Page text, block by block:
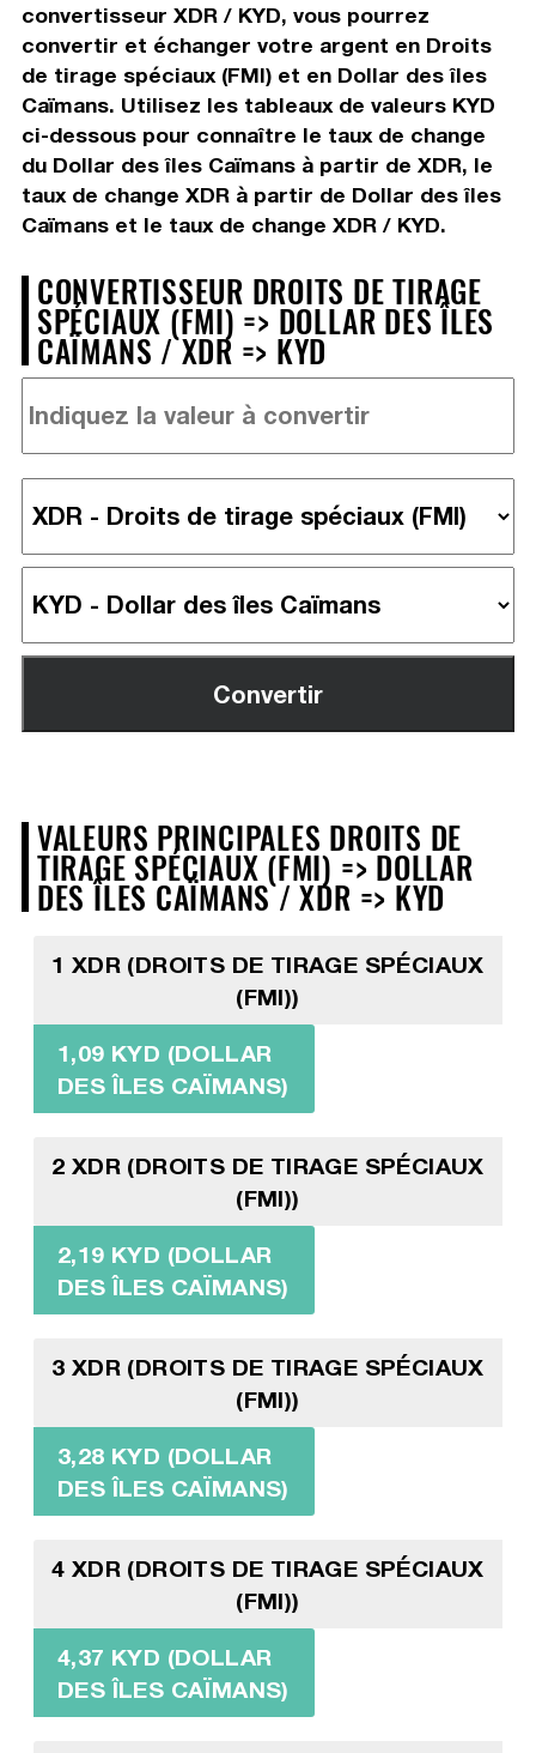
convertisseur XDR / KYD, vous pourrez
convertir et échanger votre argent en Droits
de tirage spéciaux (FMI) et en Dollar des îles
Caïmans. Utilisez les tableaux de valeurs KYD
ci-dessous pour connaître le taux de change
du Dollar des îles Caïmans à partir de XDR, le
taux de change XDR à partir de Dollar des îles
Caïmans et le taux de change XDR / KYD.
CONVERTISSEUR DROITS DE TIRAGE
SPÉCIAUX (FMI) => DOLLAR DES ÎLES
CAÏMANS / XDR => KYD
VALEURS PRINCIPALES DROITS DE
TIRAGE SPÉCIAUX (FMI) => DOLLAR
DES ÎLES CAÏMANS / XDR => KYD
1 XDR (DROITS DE TIRAGE SPÉCIAUX
(FMI))
1,09 KYD (DOLLAR
DES ÎLES CAÏMANS)
2 XDR (DROITS DE TIRAGE SPÉCIAUX
(FMI))
2,19 KYD (DOLLAR
DES ÎLES CAÏMANS)
3 XDR (DROITS DE TIRAGE SPÉCIAUX
(FMI))
3,28 KYD (DOLLAR
DES ÎLES CAÏMANS)
4 XDR (DROITS DE TIRAGE SPÉCIAUX
(FMI))
4,37 KYD (DOLLAR
DES ÎLES CAÏMANS)